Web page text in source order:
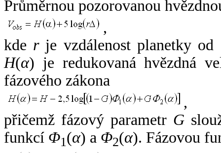
Průměrnou pozorovanou
,
kde rje vzdálenost planetky od
H(α) je redukovaná hvězdná
fázového zákona
,
přičemž fázový parametr G
funkcí Φ1(α) a Φ2(α). Fázovou